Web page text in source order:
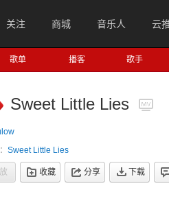
关注 商城 音乐人 云
歌单 播客 歌手